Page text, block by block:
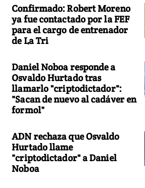
Confirmado: Robert Moreno
ya fue contactado por la FEF
para el cargo de entrenador
de La Tri
Daniel Noboa responde a
Osvaldo Hurtado tras
llamarlo "criptodictador":
"Sacan de nuevo al cadáver en
formol"
ADN rechaza que Osvaldo
Hurtado llame
"criptodictador" a Daniel
Noboa